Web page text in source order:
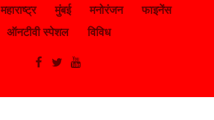
महाराष्ट्र मुंबई मनोरंजन
फाइनेंस
ऑनटीवी स्पेशल
विविध